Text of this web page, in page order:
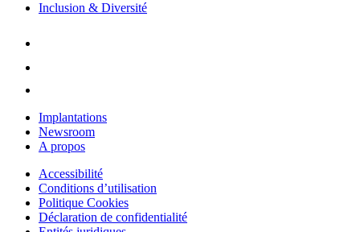
Inclusion & Diversité
Implantations
Newsroom
A propos
Accessibilité
Conditions d’utilisation
Politique Cookies
Déclaration de confidentialité